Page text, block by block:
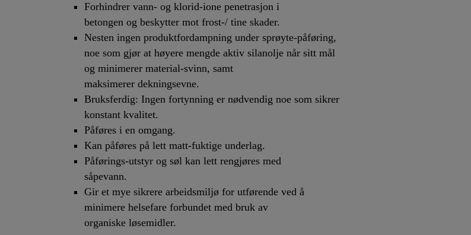
Forhindrer vann- og klorid-ione penetrasjon i
betongen og beskytter mot frost-/ tine skader.
Nesten ingen produktfordampning under sprøyte-påføring,
noe som gjør at høyere mengde aktiv silanolje når sitt mål
og minimerer material-svinn, samt
maksimerer dekningsevne.
Bruksferdig: Ingen fortynning er nødvendig noe som sikrer
konstant kvalitet.
Påføres i en omgang.
Kan påføres på lett matt-fuktige underlag.
Påførings-utstyr og søl kan lett rengjøres med
såpevann.
Gir et mye sikrere arbeidsmiljø for utførende ved å
minimere helsefare forbundet med bruk av
organiske løsemidler.